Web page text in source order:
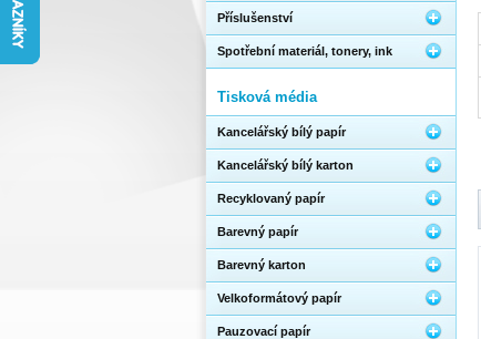
Příslušenství
Spotřební materiál, tonery, ink
Tisková média
Kancelářský bílý papír
Kancelářský bílý karton
Recyklovaný papír
Barevný papír
Barevný karton
Velkoformátový papír
Pauzovací papír